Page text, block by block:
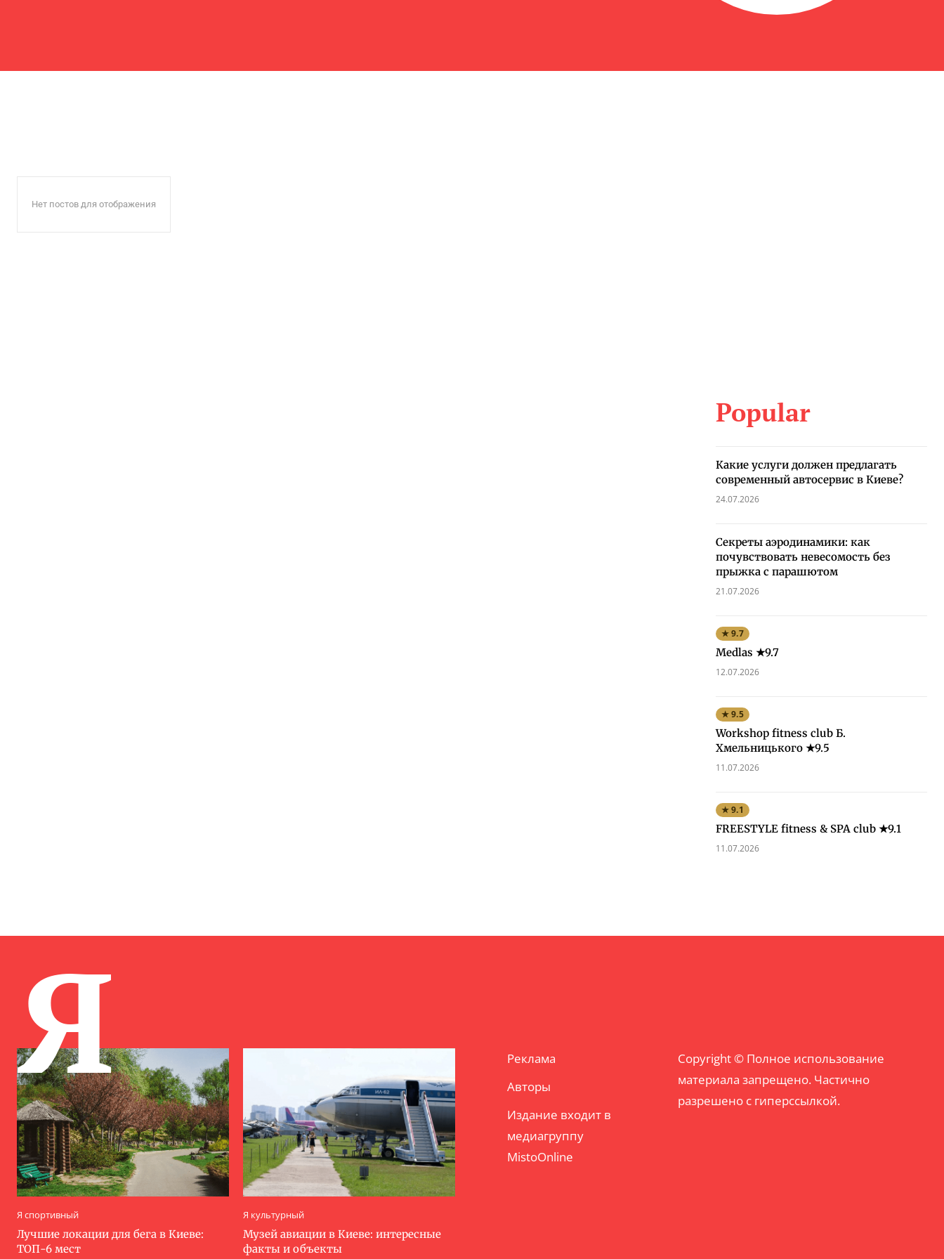
Нет постов для отображения
Popular
Какие услуги должен предлагать
современный автосервис в Киеве?
24.07.2026
Секреты аэродинамики: как
почувствовать невесомость без
прыжка с парашютом
21.07.2026
★ 9.7
Medlas ★9.7
12.07.2026
★ 9.5
Workshop fitness club Б.
Хмельницького ★9.5
11.07.2026
★ 9.1
FREESTYLE fitness & SPA club ★9.1
11.07.2026
Я
Я спортивный
Лучшие локации для бега в Киеве:
ТОП-6 мест
Я культурный
Музей авиации в Киеве: интересные
факты и объекты
Реклама
Авторы
Издание входит в
медиагруппу
MistoOnline
Copyright © Полное использование
материала запрещено. Частично
разрешено с гиперссылкой.